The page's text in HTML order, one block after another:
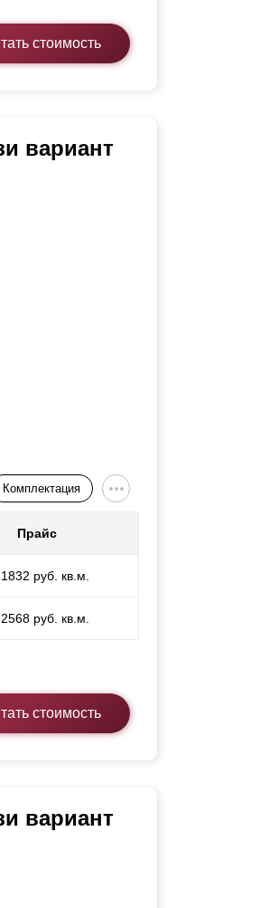
стоимость
вариант
Комплектация
Прайс
руб. кв.м.
руб. кв.м.
стоимость
вариант